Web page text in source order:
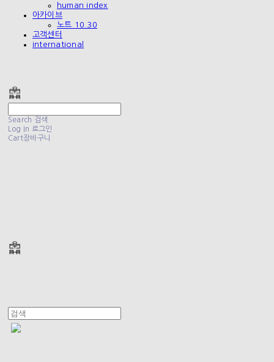
human index
아카이브
노트 10.30
고객센터
international
Search 검색
Log In 로그인
Cart장바구니